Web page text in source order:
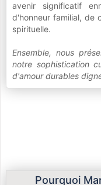
avenir significatif
d'honneur familial, de
spirituelle.
Ensemble, nous
notre sophistication
d'amour durables
Pourquoi